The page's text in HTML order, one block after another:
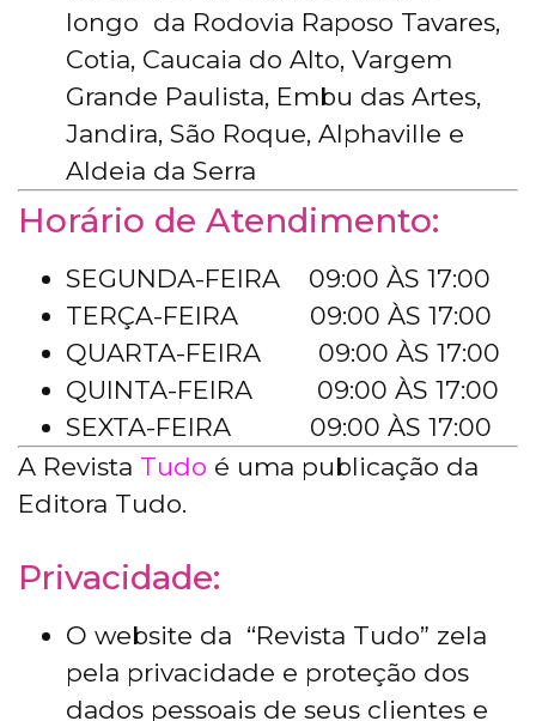
longo da Rodovia Raposo Tavares,
Cotia, Caucaia do Alto, Vargem
Grande Paulista, Embu das Artes,
Jandira, São Roque, Alphaville e
Aldeia da Serra
Horário de Atendimento:
SEGUNDA-FEIRA 09:00 ÀS 17:00
TERÇA-FEIRA 09:00 ÀS 17:00
QUARTA-FEIRA 09:00 ÀS 17:00
QUINTA-FEIRA 09:00 ÀS 17:00
SEXTA-FEIRA 09:00 ÀS 17:00
A Revista Tudo é uma publicação da
Editora Tudo.
Privacidade:
O website da “Revista Tudo” zela
pela privacidade e proteção dos
dados pessoais de seus clientes e